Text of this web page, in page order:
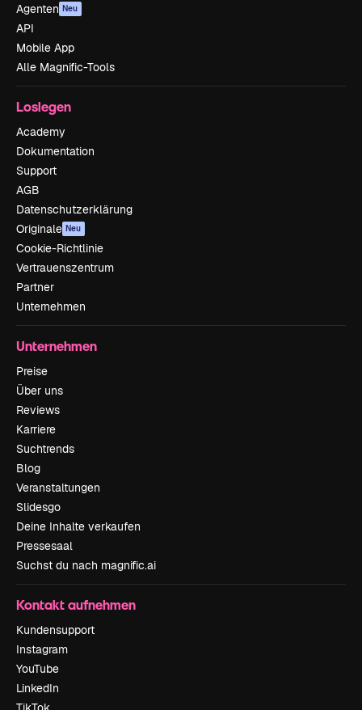
Agenten Neu
API
Mobile App
Alle Magnific-Tools
Loslegen
Academy
Dokumentation
Support
AGB
Datenschutzerklärung
Originale Neu
Cookie-Richtlinie
Vertrauenszentrum
Partner
Unternehmen
Unternehmen
Preise
Über uns
Reviews
Karriere
Suchtrends
Blog
Veranstaltungen
Slidesgo
Deine Inhalte verkaufen
Pressesaal
Suchst du nach magnific.ai
Kontakt aufnehmen
Kundensupport
Instagram
YouTube
LinkedIn